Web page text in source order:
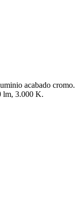
acabado cromo.
lm, 3.000 K.